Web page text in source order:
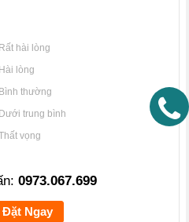
Rất hài lòng
Hài lòng
Bình thường
Dưới trung bình
vọng
0973.067.699
Ngay